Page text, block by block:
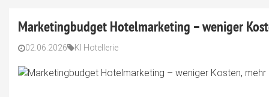
Marketingbudget Hotelmarketing – weniger
02.06.2026 KI Hotellerie